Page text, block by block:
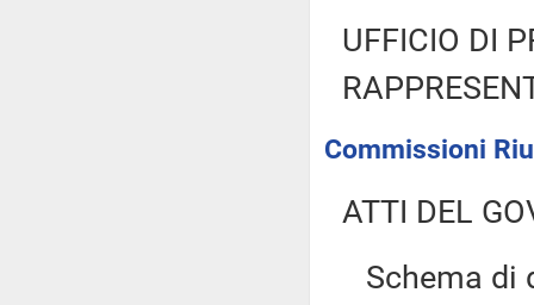
UFFICIO DI
Commissioni
ATTI DEL
Schema di